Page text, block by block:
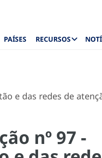
PAÍSES RECURSOS
e das redes de
nº 97 -